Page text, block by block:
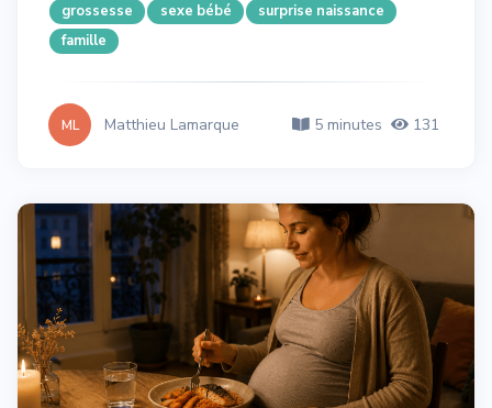
grossesse sexe bébé
surprise naissance
famille
ML Matthieu Lamarque 5 minutes 131